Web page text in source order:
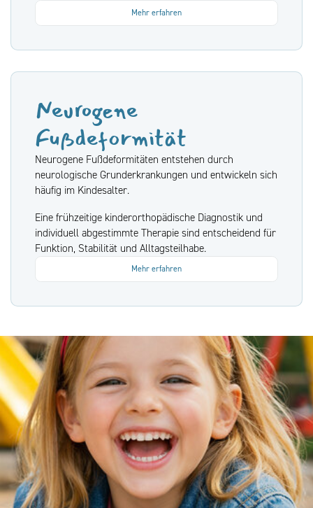
Mehr erfahren
Neurogene
Fußdeformität
Neurogene Fußdeformitäten entstehen durch
neurologische Grunderkrankungen und entwickeln sich
häufig im Kindesalter.
Eine frühzeitige kinderorthopädische Diagnostik und
individuell abgestimmte Therapie sind entscheidend für
Funktion, Stabilität und Alltagsteilhabe.
Mehr erfahren